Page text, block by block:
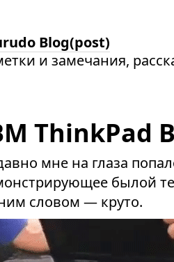
Blog(post)
и замечания,
ThinkPad
мне на глаза
былой
словом — круто.